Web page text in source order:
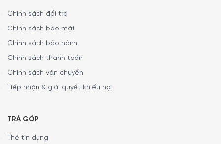
Chính sách đổi trả
Chính sách bảo mật
Chính sách bảo hành
Chính sách thanh toán
Chính sách vận chuyển
Tiếp nhận & giải quyết khiếu nại
TRẢ GÓP
Thẻ tín dụng